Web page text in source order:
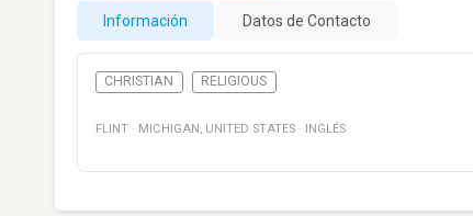
Información Datos de Contacto
CHRISTIAN RELIGIOUS
FLINT · MICHIGAN , UNITED STATES · INGLÉS